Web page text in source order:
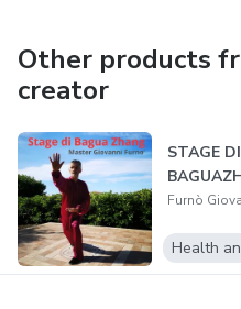
Other products
creator
STAGE DI
Furnò
Health